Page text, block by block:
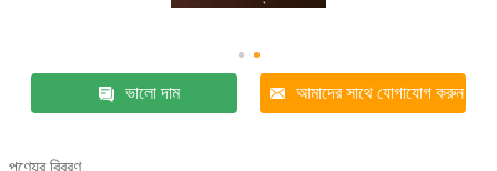
ভালো দাম আমাদের সাথে যোগাযোগ করুন
পণ্যের বিবরণ